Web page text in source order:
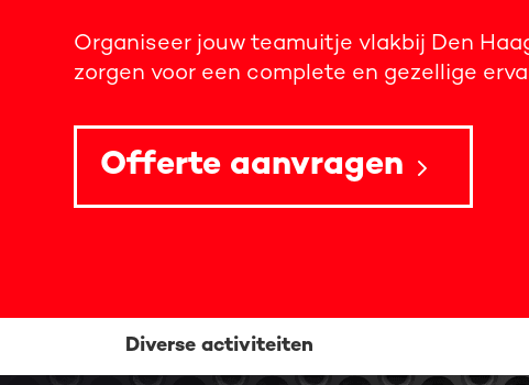
Organiseer jouw teamuitje vlakbij Den
zorgen voor een complete en gezellige
Offerte aanvragen
Diverse activiteiten